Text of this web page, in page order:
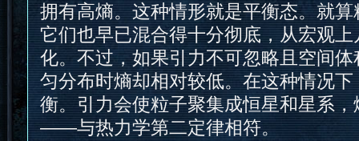
拥有高熵。这种情形就是平衡态。就
它们也早已混合得十分彻底，从宏观
化。不过，如果引力不可忽略且空间
匀分布时熵却相对较低。在这种情况
衡。引力会使粒子聚集成恒星和星系
——与热力学第二定律相符。